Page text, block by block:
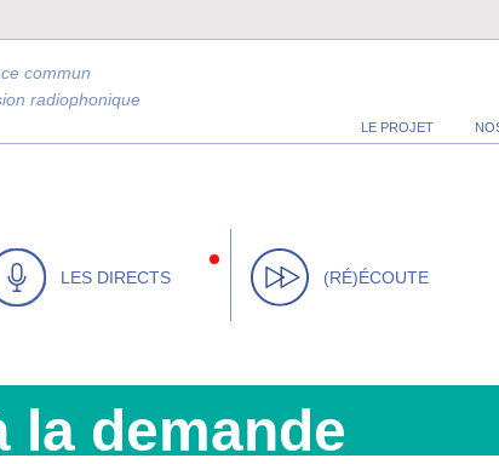
LE PROJET
commun
radiophonique
LES DIRECTS (RÉ)ÉCOUTE
la demande